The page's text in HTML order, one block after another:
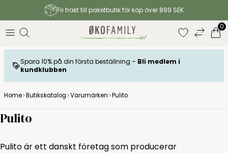
Fri frakt till paketbutik för köp över 899 SEK
0
Spara 10% på din första beställning – Bli medlem i
kundklubben
Home Butikskatalog Varumärken Pulito
Pulito
Pulito är ett danskt företag som producerar